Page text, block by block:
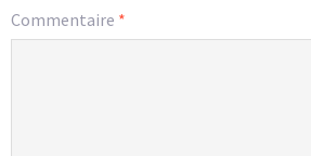
Commentaire *